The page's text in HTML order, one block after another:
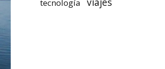
tecnología